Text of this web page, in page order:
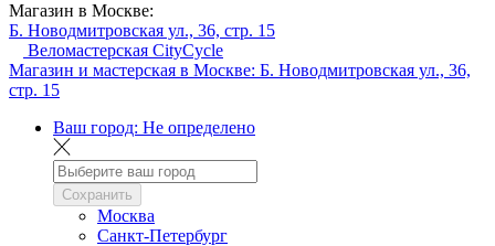
Магазин в Москве:
Б. Новодмитровская ул., 36, стр. 15
Веломастерская CityCycle
Магазин и мастерская в Москве: Б. Новодмитровская ул., 36,
стр. 15
Ваш город: Не определено
Сохранить
Москва
Санкт-Петербург